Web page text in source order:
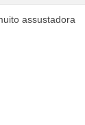
assustadora